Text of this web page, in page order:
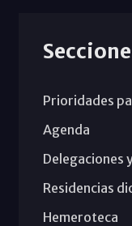
Prioridades
Agenda
Delegaciones
Residencias
Hemeroteca